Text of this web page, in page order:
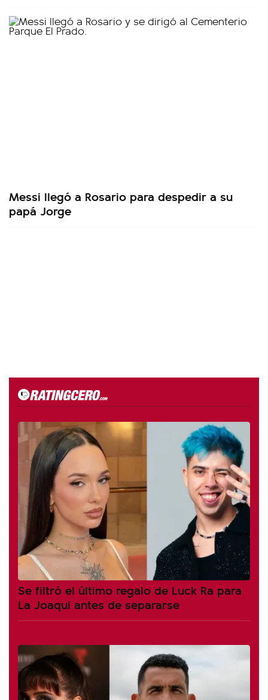
Messi llegó a Rosario para despedir a su
papá Jorge
Se filtró el último regalo de Luck Ra para
La Joaqui antes de separarse